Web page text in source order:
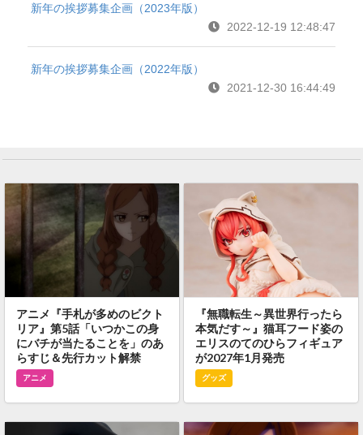
新年の挨拶募集企画（2023年版）
2022-12-19 12:48:47
新年の挨拶募集企画（2022年版）
2021-12-30 16:44:49
アニメ『手札が多めのビクト
リア』第5話「いつかこの身
にバチが当たることを」のあ
らすじ＆先行カット解禁
アニメ
『無職転生～異世界行ったら
本気だす～』猫耳フード姿の
エリスのてのひらフィギュア
が2027年1月発売
グッズ